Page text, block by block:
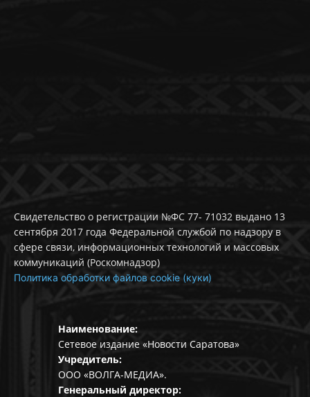
Свидетельство о регистрации №ФС 77- 71032 выдано 13
сентября 2017 года Федеральной службой по надзору в
сфере связи, информационных технологий и массовых
коммуникаций (Роскомнадзор)
Политика обработки файлов cookie (куки)
Наименование:
Сетевое издание «Новости Саратова»
Учредитель:
ООО «ВОЛГА-МЕДИА».
Генеральный директор: